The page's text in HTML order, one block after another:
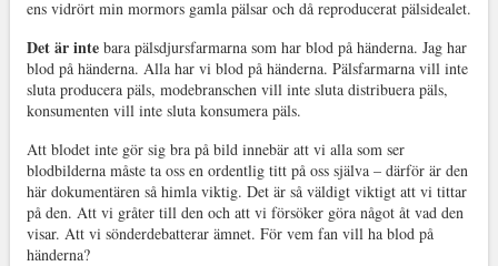
ens vidrört min mormors gamla pälsar och då reproducerat pälsidealet.
Det är intebara pälsdjursfarmarna som har blod på händerna. Jag har
blod på händerna. Alla har vi blod på händerna. Pälsfarmarna vill inte
sluta producera päls, modebranschen vill inte sluta distribuera päls,
konsumenten vill inte sluta konsumera päls.
Att blodet inte gör sig bra på bild innebär att vi alla som ser
blodbilderna måste ta oss en ordentlig titt på oss själva – därför är den
här dokumentären så himla viktig. Det är så väldigt viktigt att vi tittar
på den. Att vi gråter till den och att vi försöker göra något åt vad den
visar. Att vi sönderdebatterar ämnet. För vem fan vill ha blod på
händerna?